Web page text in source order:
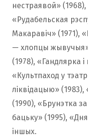
нестраявой»
«Рудабельская
Макаравіч» (1971),
— хлопцы жывучыя»
(1978), «Гандлярка
«Культпаход у
ліквідацыю»
(1990), «Брунэтка
бацьку» (1995),
іншых.